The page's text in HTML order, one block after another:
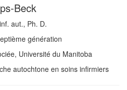
Beck
aut., Ph. D.
génération
Université du Manitoba
autochtone en soins infirmiers